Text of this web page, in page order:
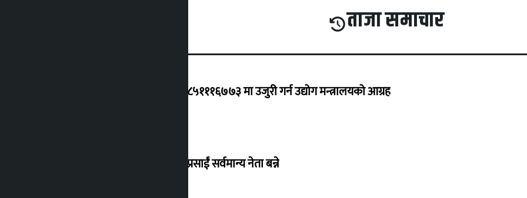
ताजा समाचार
ग्यासको कृत्रिम अभाव र कालोबजारी भए ९८५१११६७७३ मा उजुरी गर्न उद्योग मन्त्रालयको आग्रह
जय नेपाल पार्टी दर्ता गर्दै धवलशमशेर, दुर्गा प्रसाईं सर्वमान्य नेता बन्ने